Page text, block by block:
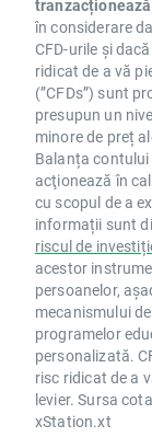
în considerare
CFD-urile și
ridicat de a vă
(”CFDs”) sunt
presupun un
minore de preț
Balanța
acţionează în
cu scopul de a
informații sunt
riscul de
acestor
persoanelor,
mecanismului
programelor
personalizată.
risc ridicat de a
levier. Sursa
xStation.xt